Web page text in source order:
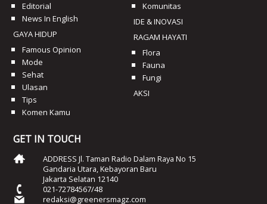
Editorial
News In English
GAYA HIDUP
Famous Opinion
Mode
Sehat
Ulasan
Tips
Komen Kamu
Komunitas
IDE & INOVASI
RAGAM HAYATI
Flora
Fauna
Fungi
AKSI
GET IN TOUCH
ADDRESS Jl. Taman Radio Dalam Raya No 15
Gandaria Utara, Kebayoran Baru
Jakarta Selatan 12140
021-72784567/48
redaksi@greenersmagz.com